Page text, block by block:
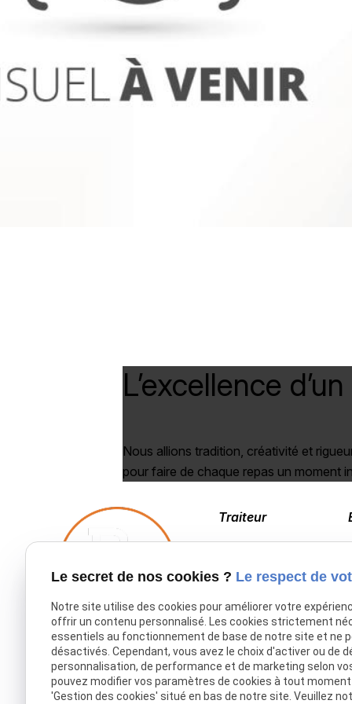
L’excellence d’un
Nous allions tradition, créativité et
pour faire de chaque repas un moment
Traiteur
Accueil
Traiteur Delecroix
Boissons professionnels
Le secret de nos cookies ? Le respect de
Notre site utilise des cookies pour améliorer votre
offrir un contenu personnalisé. Les cookies strictement
essentiels au fonctionnement de base de notre site et ne
désactivés. Cependant, vous avez le choix d'activer ou de
personnalisation, de performance et de marketing selon
pouvez modifier vos paramètres de cookies à tout
'Gestion des cookies' situé en bas de notre site. Veuillez